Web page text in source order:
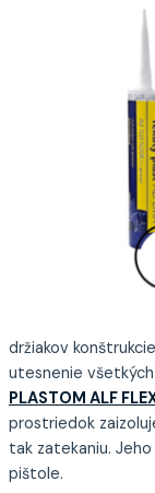
držiakov
utesnenie
PLASTOM ALF
prostriedok
tak zatekaniu.
pištole.